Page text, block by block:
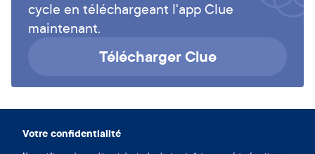
Votre confidentialité
cycle en téléchargeant l'app Clue
maintenant.
Télécharger Clue